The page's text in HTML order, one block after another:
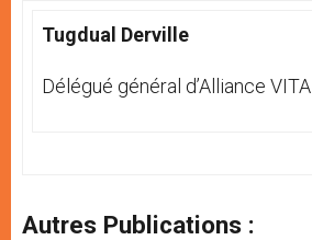
Tugdual Derville
Délégué général d’Alliance VITA
Autres Publications :